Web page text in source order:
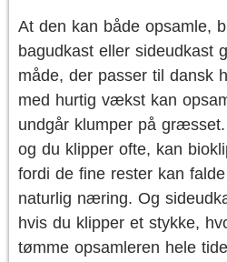
At den kan både opsamle,
bagudkast eller sideudkast
måde, der passer til dansk
med hurtig vækst kan
undgår klumper på
og du klipper ofte, kan
fordi de fine rester kan
naturlig næring. Og
hvis du klipper et stykke,
tømme opsamleren hele